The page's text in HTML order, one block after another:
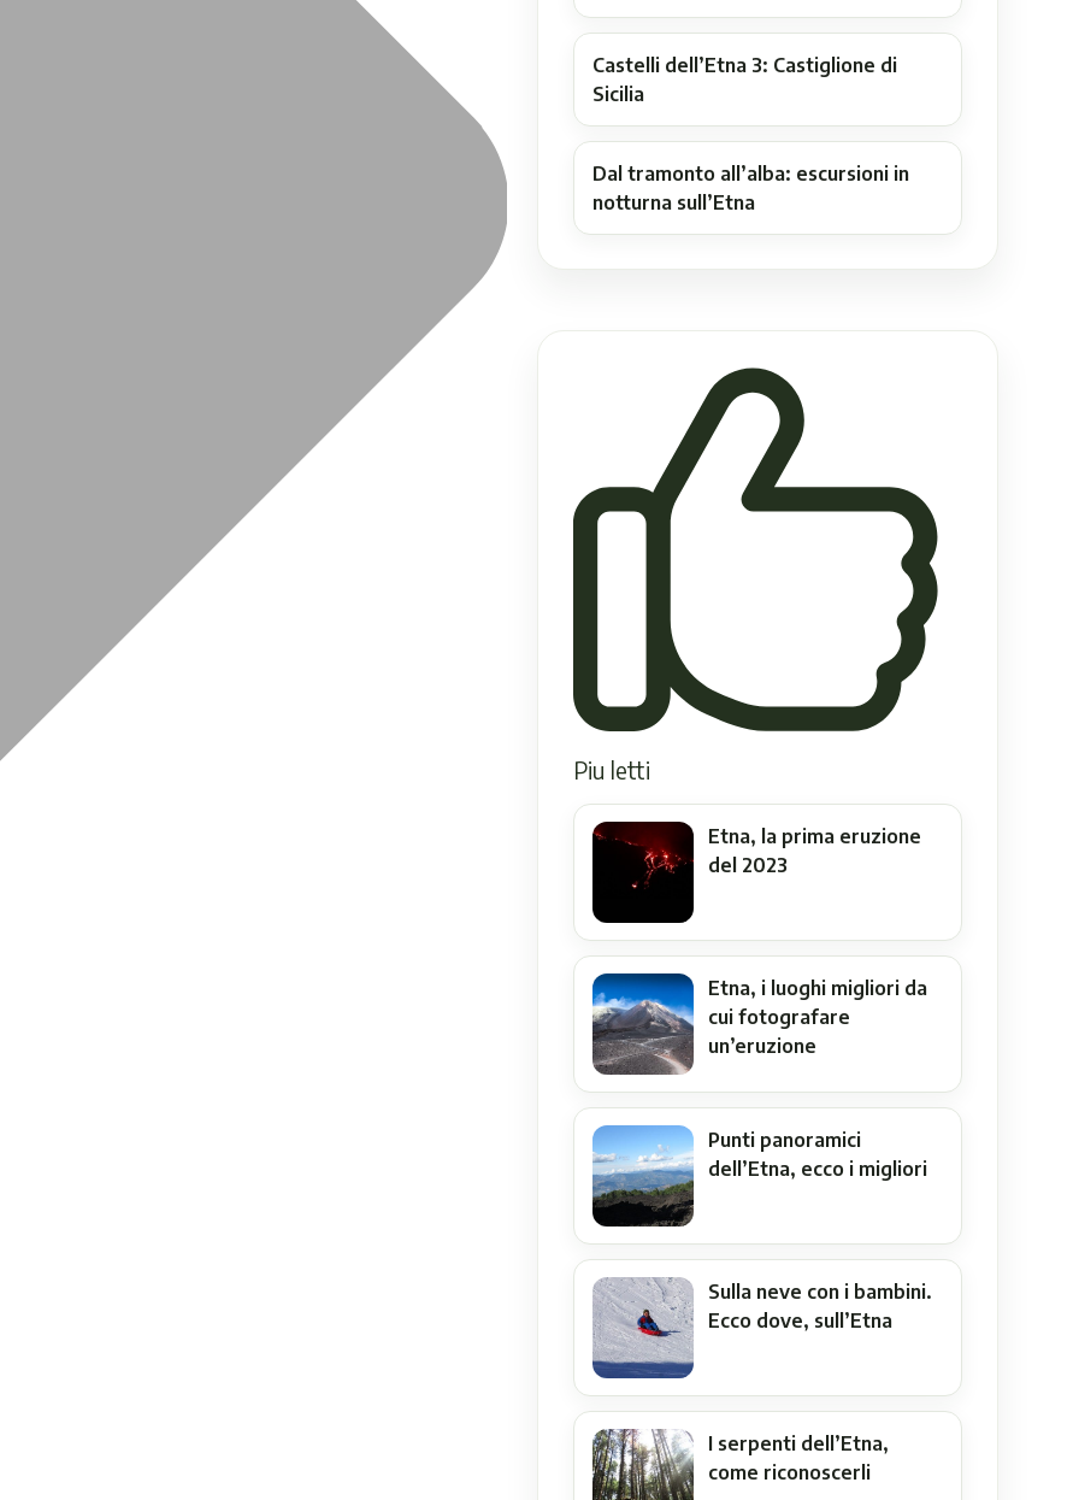
Castelli dell’Etna 3: Castiglione di
Sicilia
Dal tramonto all’alba: escursioni in
notturna sull’Etna
Piu letti
Etna, la prima eruzione
del 2023
Etna, i luoghi migliori da
cui fotografare
un’eruzione
Punti panoramici
dell’Etna, ecco i migliori
Sulla neve con i bambini.
Ecco dove, sull’Etna
I serpenti dell’Etna,
come riconoscerli